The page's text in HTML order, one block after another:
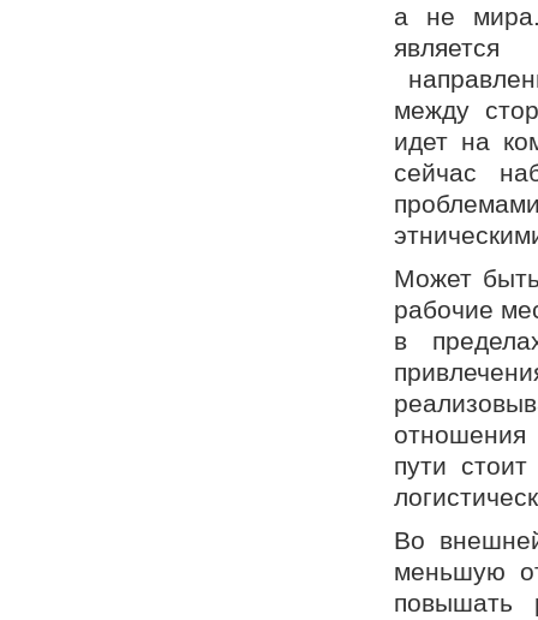
а не
между
идет на
сейчас
Может
рабочие
в
пути
Во
меньшую
повышать